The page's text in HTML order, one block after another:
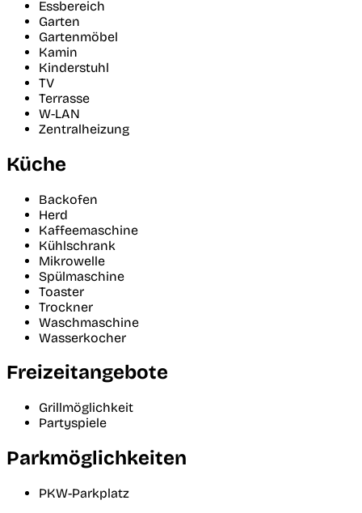
Essbereich
Garten
Gartenmöbel
Kamin
Kinderstuhl
TV
Terrasse
W-LAN
Zentralheizung
Küche
Backofen
Herd
Kaffeemaschine
Kühlschrank
Mikrowelle
Spülmaschine
Toaster
Trockner
Waschmaschine
Wasserkocher
Freizeitangebote
Grillmöglichkeit
Partyspiele
Parkmöglichkeiten
PKW-Parkplatz